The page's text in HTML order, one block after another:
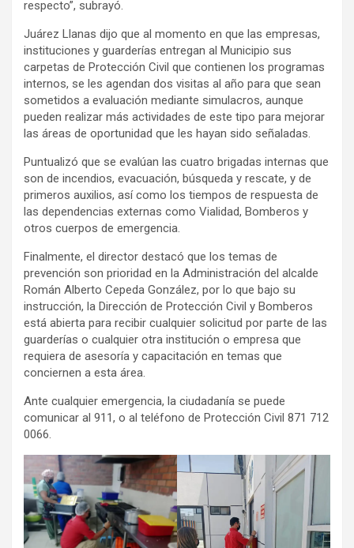
respecto”, subrayó.
Juárez Llanas dijo que al momento en que las empresas,
instituciones y guarderías entregan al Municipio sus
carpetas de Protección Civil que contienen los programas
internos, se les agendan dos visitas al año para que sean
sometidos a evaluación mediante simulacros, aunque
pueden realizar más actividades de este tipo para mejorar
las áreas de oportunidad que les hayan sido señaladas.
Puntualizó que se evalúan las cuatro brigadas internas que
son de incendios, evacuación, búsqueda y rescate, y de
primeros auxilios, así como los tiempos de respuesta de
las dependencias externas como Vialidad, Bomberos y
otros cuerpos de emergencia.
Finalmente, el director destacó que los temas de
prevención son prioridad en la Administración del alcalde
Román Alberto Cepeda González, por lo que bajo su
instrucción, la Dirección de Protección Civil y Bomberos
está abierta para recibir cualquier solicitud por parte de las
guarderías o cualquier otra institución o empresa que
requiera de asesoría y capacitación en temas que
conciernen a esta área.
Ante cualquier emergencia, la ciudadanía se puede
comunicar al 911, o al teléfono de Protección Civil 871 712
0066.